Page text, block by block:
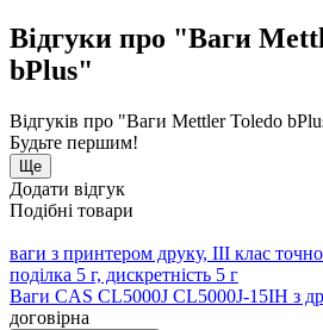
Відгуки про "Ваги
bPlus"
Відгуків про "Ваги Mettler Toledo
Будьте першим!
Ще
Додати відгук
Подібні товари
ваги з принтером друку, III клас
поділка 5 г, дискретність 5 г
Ваги CAS CL5000J CL5000J-15IH з
договірна